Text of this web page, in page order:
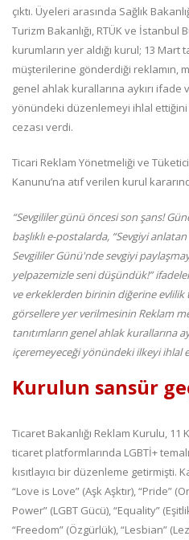
çıktı. Üyeleri arasında Sağlık
Turizm Bakanlığı, RTÜK ve
kurumların yer aldığı kurul; 13 Mart
müşterilerine gönderdiği reklamın,
genel ahlak kurallarına aykırı
yönündeki düzenlemeyi ihlal
cezası verdi.
Ticari Reklam Yönetmeliği ve
Kanunu’na atıf verilen kurul
“Sevgililer günü öncesi son şans!
başlıklı e-postalarda, “Sevgiyi
Sevgililer Günü'nde sevgiyi
yelpazemizle seni düşündük!”
ve erkeklerden birinin diğerine
görsellere yer verilmesinin Reklam
tanıtımların genel ahlak kurallarına
içeremeyeceği yönündeki ilkeyi
Kurulun sansür
Ticaret Bakanlığı Reklam Kurulu, 11
ticaret platformlarında LGBTİ+
kısıtlayıcı bir düzenleme getirmişti.
“Love is Love” (Aşk Aşktır), “Pride”
Power” (LGBT Gücü), “Equality”
“Freedom” (Özgürlük), “Lesbian”